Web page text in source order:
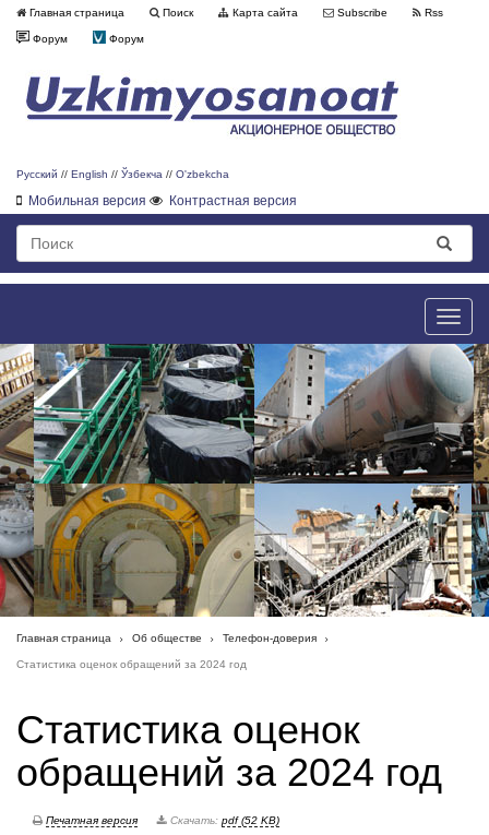
Главная страница Поиск Карта сайта Subscribe Rss
Форум Форум
Русский // English // Ўзбекча // O'zbekcha
Мобильная версия Контрастная версия
Toggle
Главная страница Об обществе Телефон-доверия
Статистика оценок обращений за 2024 год
Статистика оценок
обращений за 2024 год
Печатная версия Скачать: pdf (52 KB)